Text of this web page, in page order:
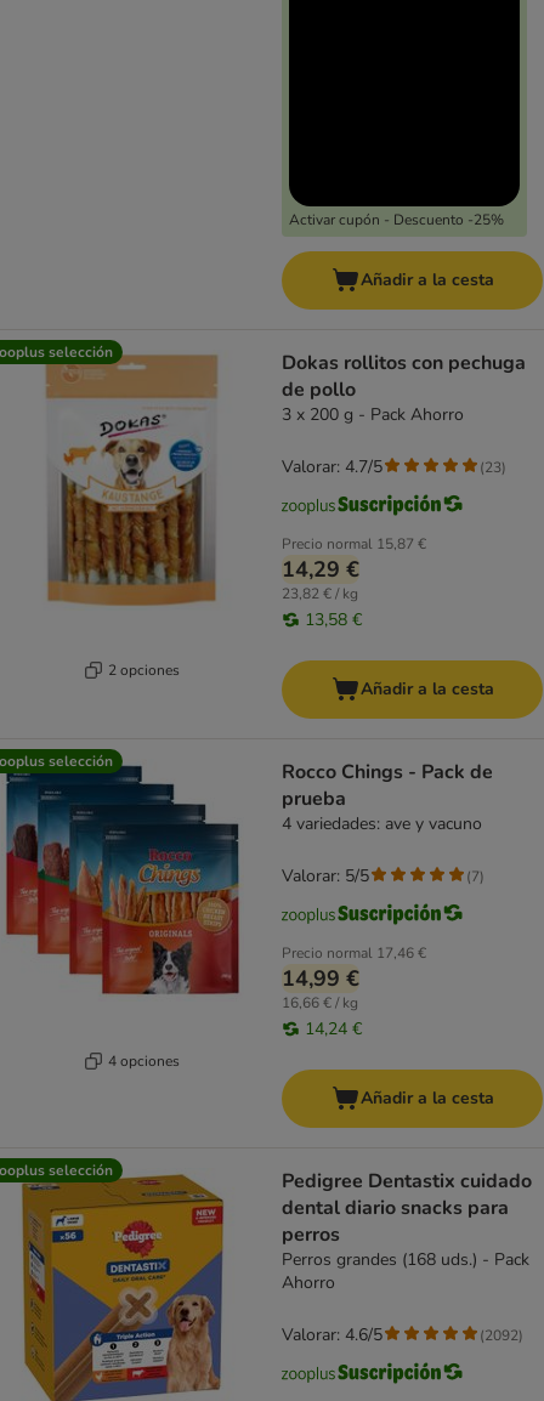
Activar cupón - Descuento -25%
Añadir a la cesta
selección
2 opciones
Dokas rollitos con pechuga
de pollo
3 x 200 g - Pack Ahorro
Precio normal 15,87 €
14,29 €
23,82 € / kg
13,58 €
Valorar: 4.7/5 (23)
Añadir a la cesta
selección
4 opciones
Rocco Chings - Pack de
prueba
4 variedades: ave y vacuno
Precio normal 17,46 €
14,99 €
16,66 € / kg
14,24 €
Valorar: 5/5 (7)
Añadir a la cesta
selección
Pedigree Dentastix cuidado
dental diario snacks para
perros
Perros grandes (168 uds.) - Pack
Ahorro
Valorar: 4.6/5 (2092)